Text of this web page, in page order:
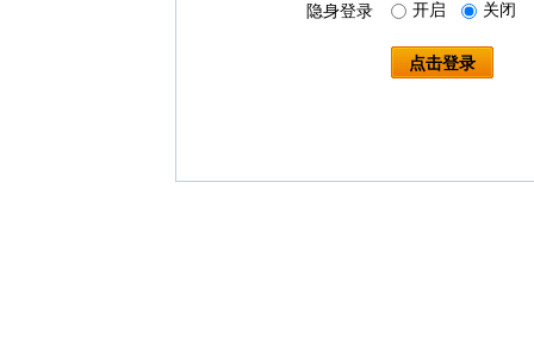
隐身登录 开启 关闭
点击登录